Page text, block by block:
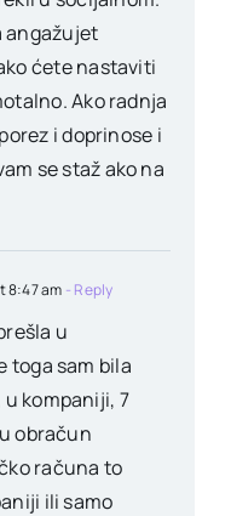
angažujet
ćete nastaviti
Ako radnja
i doprinose i
se staž ako na
8:47 am - Reply
u
toga sam bila
kompaniji, 7
obračun
računa to
ili samo